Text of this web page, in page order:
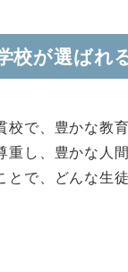
校が選ばれ
で、豊かな教
し、豊かな人
で、どんな生